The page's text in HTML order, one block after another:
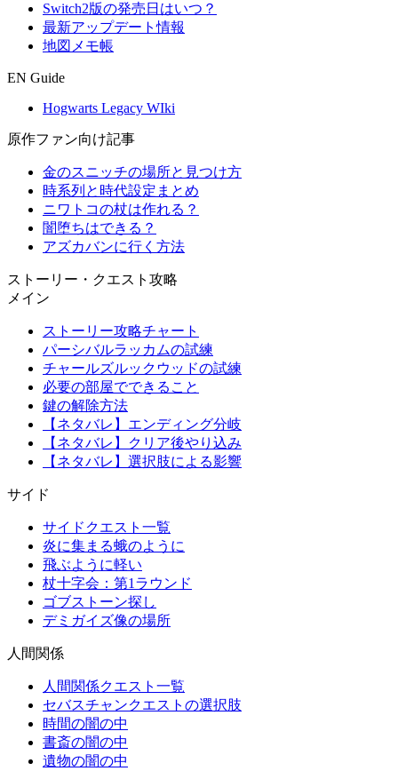
Switch2版の発売日はいつ？
最新アップデート情報
地図メモ帳
EN Guide
Hogwarts Legacy WIki
原作ファン向け記事
金のスニッチの場所と見つけ方
時系列と時代設定まとめ
ニワトコの杖は作れる？
闇堕ちはできる？
アズカバンに行く方法
ストーリー・クエスト攻略
メイン
ストーリー攻略チャート
パーシバルラッカムの試練
チャールズルックウッドの試練
必要の部屋でできること
鍵の解除方法
【ネタバレ】エンディング分岐
【ネタバレ】クリア後やり込み
【ネタバレ】選択肢による影響
サイド
サイドクエスト一覧
炎に集まる蛾のように
飛ぶように軽い
杖十字会：第1ラウンド
ゴブストーン探し
デミガイズ像の場所
人間関係
人間関係クエスト一覧
セバスチャンクエストの選択肢
時間の闇の中
書斎の闇の中
遺物の闇の中